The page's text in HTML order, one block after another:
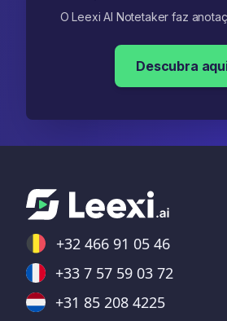
O Leexi AI Notetaker faz
Descubra
+32 466 91 05 46
+33 7 57 59 03 72
+31 85 208 4225